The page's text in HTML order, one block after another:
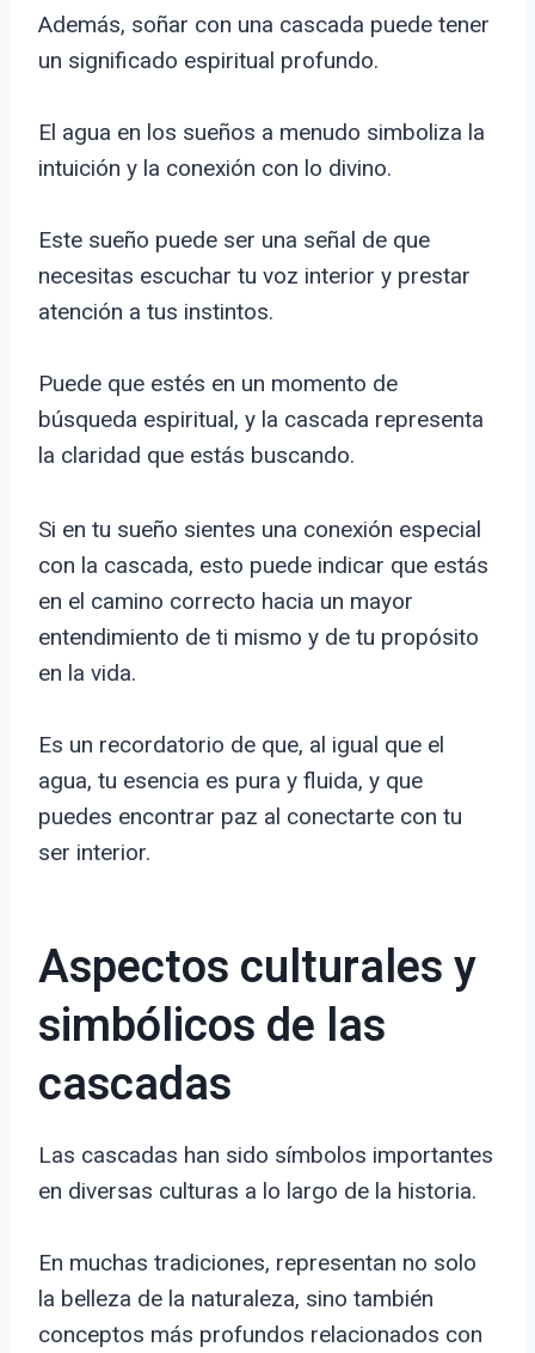
Además, soñar con una cascada puede tener
un significado espiritual profundo.
El agua en los sueños a menudo simboliza la
intuición y la conexión con lo divino.
Este sueño puede ser una señal de que
necesitas escuchar tu voz interior y prestar
atención a tus instintos.
Puede que estés en un momento de
búsqueda espiritual, y la cascada representa
la claridad que estás buscando.
Si en tu sueño sientes una conexión especial
con la cascada, esto puede indicar que estás
en el camino correcto hacia un mayor
entendimiento de ti mismo y de tu propósito
en la vida.
Es un recordatorio de que, al igual que el
agua, tu esencia es pura y fluida, y que
puedes encontrar paz al conectarte con tu
ser interior.
Aspectos culturales y
simbólicos de las
cascadas
Las cascadas han sido símbolos importantes
en diversas culturas a lo largo de la historia.
En muchas tradiciones, representan no solo
la belleza de la naturaleza, sino también
conceptos más profundos relacionados con